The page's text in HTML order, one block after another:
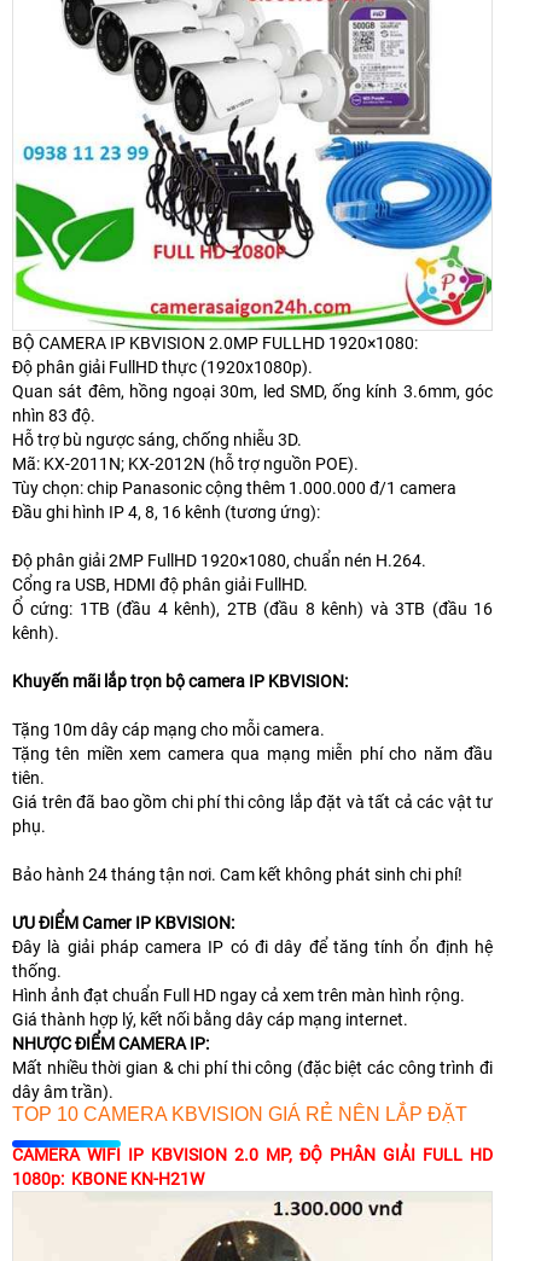
BỘ CAMERA IP KBVISION 2.0MP FULLHD 1920×1080:
Độ phân giải FullHD thực (1920x1080p).
Quan sát đêm, hồng ngoại 30m, led SMD, ống kính 3.6mm, góc
nhìn 83 độ.
Hỗ trợ bù ngược sáng, chống nhiễu 3D.
Mã: KX-2011N; KX-2012N (hỗ trợ nguồn POE).
Tùy chọn: chip Panasonic cộng thêm 1.000.000 đ/1 camera
Đầu ghi hình IP 4, 8, 16 kênh (tương ứng):
Độ phân giải 2MP FullHD 1920×1080, chuẩn nén H.264.
Cổng ra USB, HDMI độ phân giải FullHD.
Ổ cứng: 1TB (đầu 4 kênh), 2TB (đầu 8 kênh) và 3TB (đầu 16
kênh).
Khuyến mãi lắp trọn bộ camera IP KBVISION:
Tặng 10m dây cáp mạng cho mỗi camera.
Tặng tên miền xem camera qua mạng miễn phí cho năm đầu
tiên.
Giá trên đã bao gồm chi phí thi công lắp đặt và tất cả các vật tư
phụ.
Bảo hành 24 tháng tận nơi. Cam kết không phát sinh chi phí!
ƯU ĐIỂM Camer IP KBVISION:
Đây là giải pháp camera IP có đi dây để tăng tính ổn định hệ
thống.
Hình ảnh đạt chuẩn Full HD ngay cả xem trên màn hình rộng.
Giá thành hợp lý, kết nối bằng dây cáp mạng internet.
NHƯỢC ĐIỂM CAMERA IP:
Mất nhiều thời gian & chi phí thi công (đặc biệt các công trình đi
dây âm trần).
TOP 10 CAMERA KBVISION GIÁ RẺ NÊN LẮP ĐẶT
CAMERA WIFI IP KBVISION 2.0 MP, ĐỘ PHÂN GIẢI FULL HD
1080p: KBONE KN-H21W